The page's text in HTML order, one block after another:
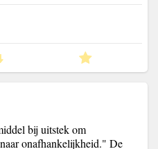
bij uitstek om
onafhankelijkheid." De